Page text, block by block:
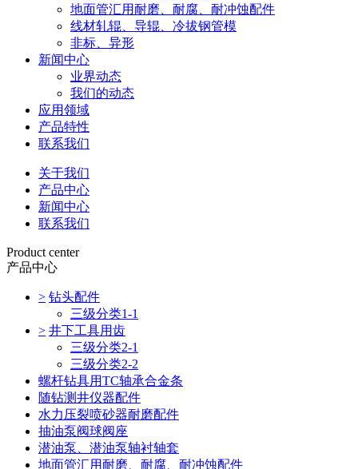
地面管汇用耐磨、耐腐、耐冲蚀配件
线材轧辊、导辊、冷拔钢管模
非标、异形
新闻中心
业界动态
我们的动态
应用领域
产品特性
联系我们
关于我们
产品中心
新闻中心
联系我们
Product center
产品中心
> 钻头配件
三级分类1-1
> 井下工具用齿
三级分类2-1
三级分类2-2
螺杆钻具用TC轴承合金条
随钻测井仪器配件
水力压裂喷砂器耐磨配件
抽油泵阀球阀座
潜油泵、潜油泵轴衬轴套
地面管汇用耐磨、耐腐、耐冲蚀配件